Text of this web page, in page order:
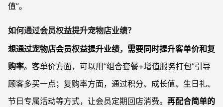
值”。
如何通过会员权益提升宠物店业绩？
想通过宠物店会员权益提升业绩，需要同时提升客单价和复
购率。客单价方面，可以用“组合套餐+增值服务打包”引导
顾客多买一点；复购率方面，通过积分、成长值、生日礼、
节日专属活动等方式，让会员定期回店消费。 再配合简单的